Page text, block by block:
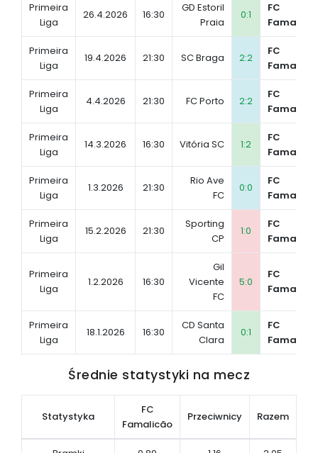
Primeira
Liga
26.4.2026 16:30
GD Estoril
Praia
0:1
FC
Primeira
Liga
19.4.2026 21:30 SC Braga 2:2
FC
Primeira
Liga
4.4.2026 21:30 FC Porto 2:2
FC
Primeira
Liga
14.3.2026 16:30 Vitória SC 1:2
FC
Primeira
Liga
1.3.2026 21:30
Rio Ave
FC
0:0
FC
Primeira
Liga
15.2.2026 21:30
Sporting
CP
1:0
FC
Primeira
Liga
1.2.2026 16:30
Gil
Vicente
FC
5:0
FC
Primeira
Liga
18.1.2026 16:30
CD Santa
Clara
0:1
FC
Średnie statystyki na mecz
Statystyka
FC
Famalicão
Przeciwnicy Razem